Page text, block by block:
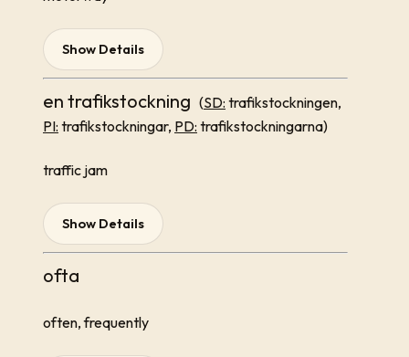
Show Details
en trafikstockning (SD: trafikstockningen,
PI: trafikstockningar, PD: trafikstockningarna)
traffic jam
Show Details
ofta
often, frequently